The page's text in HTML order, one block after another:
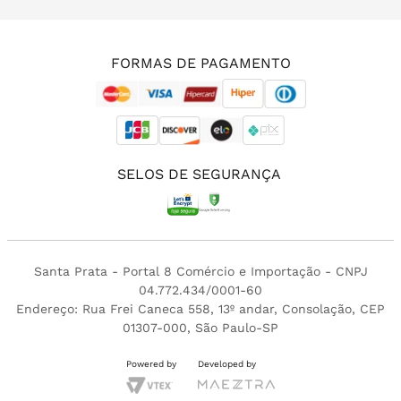
FORMAS DE PAGAMENTO
SELOS DE SEGURANÇA
Santa Prata - Portal 8 Comércio e Importação - CNPJ
04.772.434/0001-60
Endereço: Rua Frei Caneca 558, 13º andar, Consolação, CEP
01307-000, São Paulo-SP
Powered by Developed by